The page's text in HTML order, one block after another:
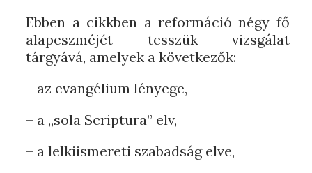
Ebben a cikkben a reformáció négy fő
alapeszméjét tesszük vizsgálat
tárgyává, amelyek a következők:
– az evangélium lényege,
– a „sola Scriptura” elv,
– a lelkiismereti szabadság elve,